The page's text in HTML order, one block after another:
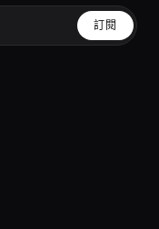
訂閱